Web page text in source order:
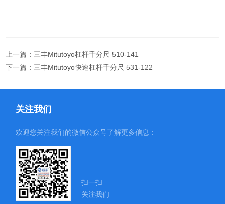
上一篇： 三丰Mitutoyo杠杆千分尺 510-141
下一篇： 三丰Mitutoyo快速杠杆千分尺 531-122
关注我们
欢迎您关注我们的微信公众号了解更多信息：
扫一扫
关注我们